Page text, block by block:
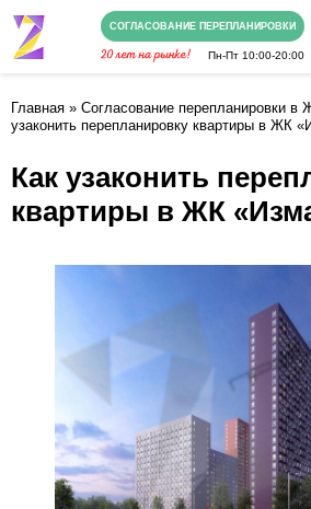
СОГЛАСОВАНИЕ ПЕРЕПЛАНИРОВКИ
Пн-Пт 10:00-20:00
Главная » Согласование перепланировки
узаконить перепланировку квартиры в ЖК
Как узаконить
квартиры в ЖК